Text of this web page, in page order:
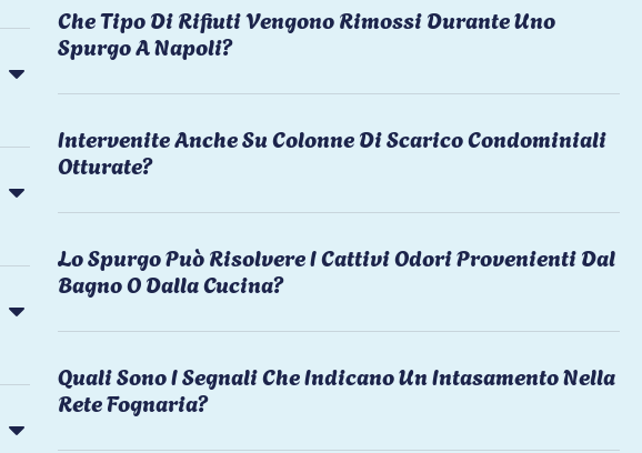
Che Tipo Di Rifiuti Vengono Rimossi Durante Uno
Spurgo A Napoli?
Intervenite Anche Su Colonne Di Scarico Condominiali
Otturate?
Lo Spurgo Può Risolvere I Cattivi Odori Provenienti Dal
Bagno O Dalla Cucina?
Quali Sono I Segnali Che Indicano Un Intasamento Nella
Rete Fognaria?